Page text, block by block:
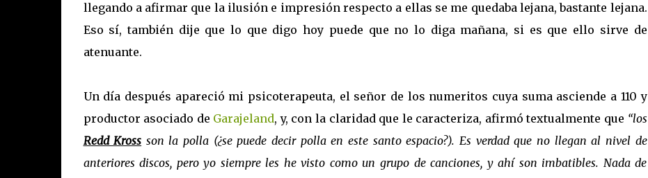
llegando a afirmar que la ilusión e impresión respecto a ellas se me quedaba lejana, bastante lejana.
Eso sí, también dije que lo que digo hoy puede que no lo diga mañana, si es que ello sirve de
atenuante.
Un día después apareció mi psicoterapeuta, el señor de los numeritos cuya suma asciende a 110 y
productor asociado de Garajeland, y, con la claridad que le caracteriza, afirmó textualmente que “los
Redd Kross son la polla (¿se puede decir polla en este santo espacio?). Es verdad que no llegan al nivel de
anteriores discos, pero yo siempre les he visto como un grupo de canciones, y ahí son imbatibles. Nada de